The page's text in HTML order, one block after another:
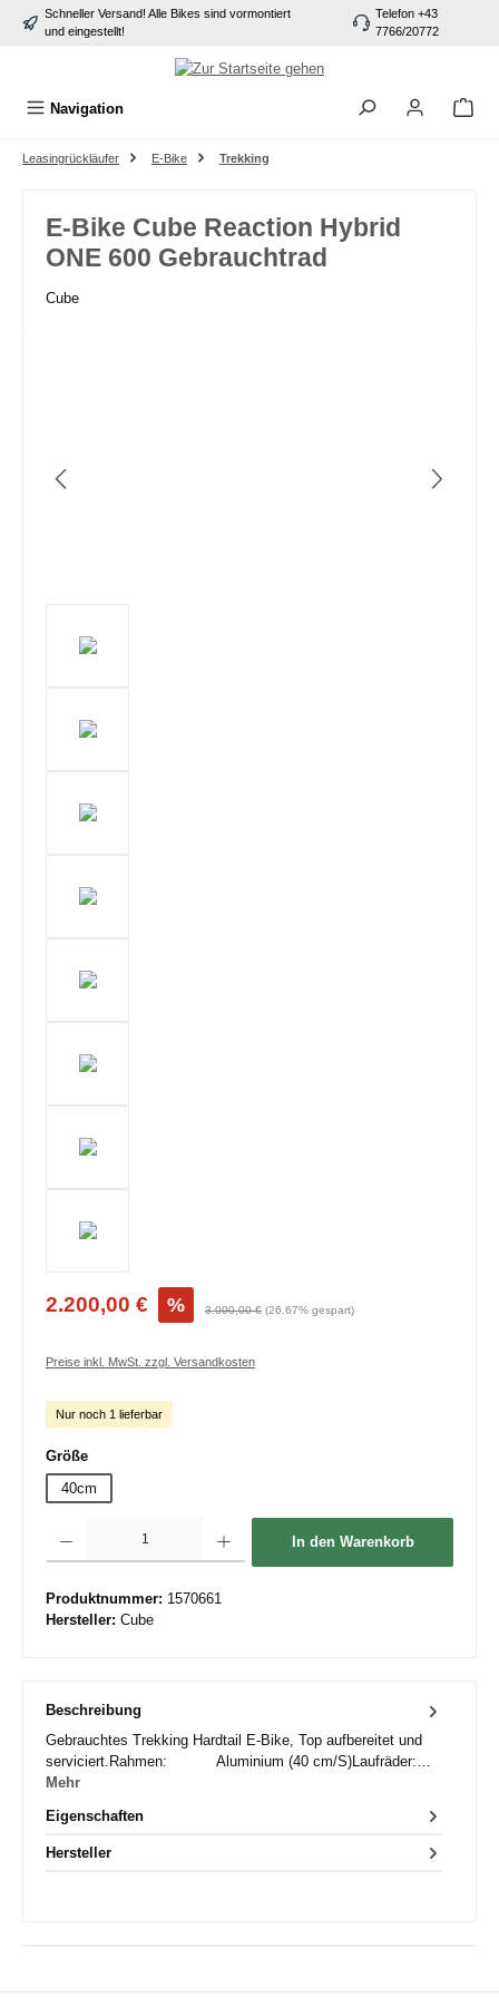
springen
Schneller Versand! Alle Bikes sind vormontiert
und eingestellt!
Telefon +43
7766/20772
Navigation
Leasingrückläufer E-Bike Trekking
E-Bike Cube Reaction Hybrid
ONE 600 Gebrauchtrad
Cube
2.200,00 € % 3.000,00 € (26.67% gespart)
Preise inkl. MwSt. zzgl. Versandkosten
Nur noch 1 lieferbar
Größeauswählen
40cm
In den Warenkorb
Produktnummer: 1570661
Hersteller: Cube
Beschreibung
Gebrauchtes Trekking Hardtail E-Bike, Top aufbereitet und
serviciert.Rahmen: Aluminium (40 cm/S)Laufräder:…
Mehr
Eigenschaften
Hersteller